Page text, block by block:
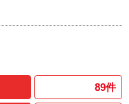
89件